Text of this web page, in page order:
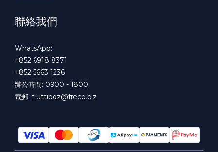
聯絡我們
WhatsApp:
+852 6918 8371
+852 5663 1236
辦公時間: 0900 - 1800
電郵: fruttiboz@freco.biz